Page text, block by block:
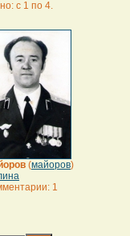
с 1 по 4.
(майоров)
1